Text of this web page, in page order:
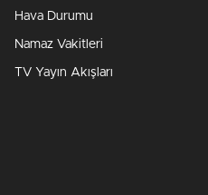
Hava Durumu
Namaz Vakitleri
TV Yayın Akışları